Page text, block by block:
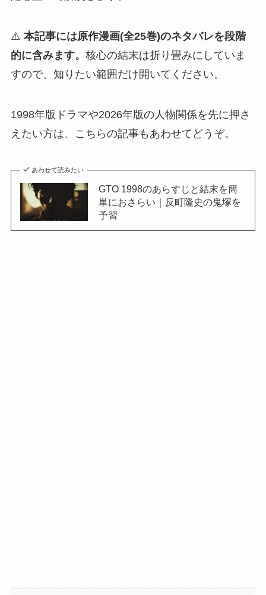
⚠️ 本記事には原作漫画(全25巻)のネタバレを段階
的に含みます。 核心の結末は折り畳みにしていま
すので、知りたい範囲だけ開いてください。
1998年版ドラマや2026年版の人物関係を先に押さ
えたい方は、こちらの記事もあわせてどうぞ。
あわせて読みたい
GTO 1998のあらすじと結末を簡
単におさらい｜反町隆史の鬼塚を
予習